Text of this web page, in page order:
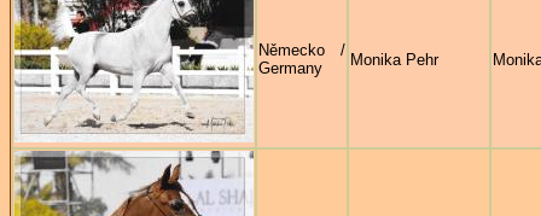
Německo /
Germany
Monika Pehr